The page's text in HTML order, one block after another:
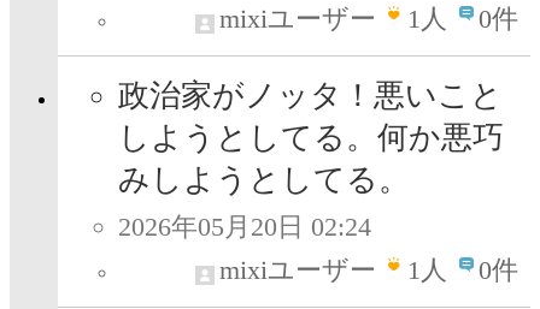
mixiユーザー
1人 0件
政治家がノッタ！悪いこと
しようとしてる。何か悪巧
みしようとしてる。
2026年05月20日 02:24
mixiユーザー
1人 0件